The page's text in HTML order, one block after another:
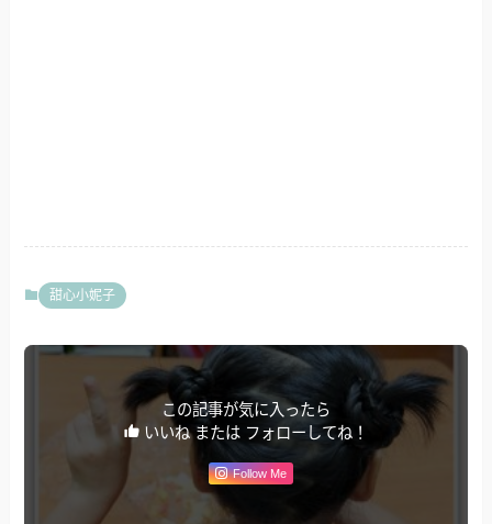
甜心小妮子
この記事が気に入ったら
いいね または フォローしてね！
Follow Me